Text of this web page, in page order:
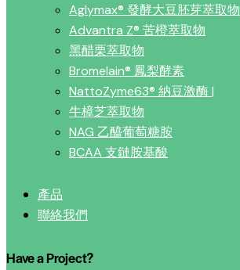
Aglymax® 發酵大豆胚芽萃取物
Advantra Z® 苦橙萃取物
黑醋栗萃取物
Bromelain® 鳳梨酵素
NattoZyme63® 納豆激酶 |
牛樟芝萃取物
NAG 乙醯葡萄糖胺
BCAA 支鏈胺基酸
產品
聯絡我們
Have a Project?